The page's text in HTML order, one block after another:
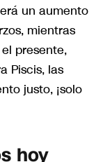
un aumento
mientras
presente,
Piscis, las
justo, ¡solo
hoy